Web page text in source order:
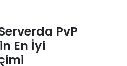
PvP
En İyi